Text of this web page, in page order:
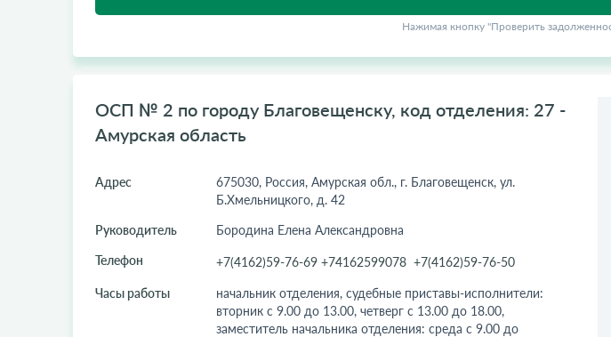
Нажимая кнопку "Проверить
ОСП № 2 по городу Благовещенску, код отделения: 27 -
Амурская область
Адрес
675030, Россия, Амурская обл., г. Благовещенск, ул.
Б.Хмельницкого, д. 42
Руководитель
Бородина Елена Александровна
Телефон
+7(4162)59-76-69 +74162599078 +7(4162)59-76-50
Часы работы
начальник отделения, судебные приставы-исполнители:
вторник с 9.00 до 13.00, четверг с 13.00 до 18.00,
заместитель начальника отделения: среда с 9.00 до